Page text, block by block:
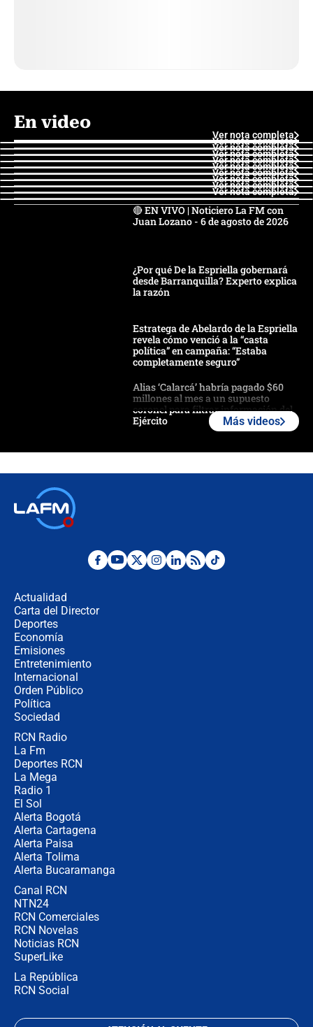
En video
Ver nota completa
Ver nota completa
Ver nota completa
Ver nota completa
Ver nota completa
Ver nota completa
Ver nota completa
Ver nota completa
Ver nota completa
Ver nota completa
🔴 EN VIVO | Noticiero La FM con
Juan Lozano - 6 de agosto de 2026
¿Por qué De la Espriella gobernará
desde Barranquilla? Experto explica
la razón
Estratega de Abelardo de la Espriella
revela cómo venció a la “casta
política” en campaña: “Estaba
completamente seguro”
Alias ‘Calarcá’ habría pagado $60
millones al mes a un supuesto
coronel para filtrar información del
Ejército
Ministro de Defensa no descarta el
Más videos
Actualidad
Carta del Director
Deportes
Economía
Emisiones
Entretenimiento
Internacional
Orden Público
Política
Sociedad
RCN Radio
La Fm
Deportes RCN
La Mega
Radio 1
El Sol
Alerta Bogotá
Alerta Cartagena
Alerta Paisa
Alerta Tolima
Alerta Bucaramanga
Canal RCN
NTN24
RCN Comerciales
RCN Novelas
Noticias RCN
SuperLike
La República
RCN Social